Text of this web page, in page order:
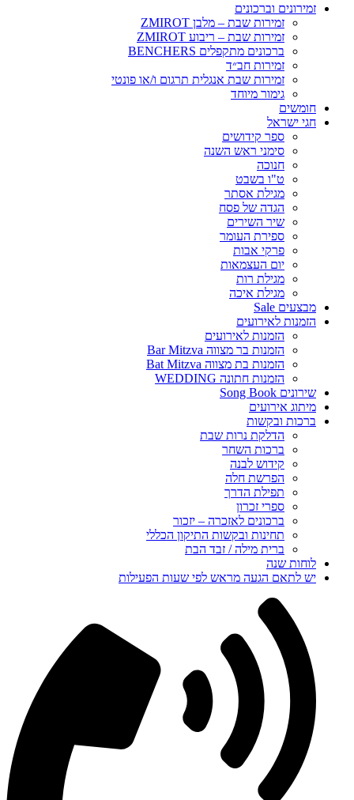
זמירונים וברכונים
זמירות שבת – מלבן ZMIROT
זמירות שבת – ריבוע ZMIROT
ברכונים מתקפלים BENCHERS
זמירות חב״ד
זמירות שבת אנגלית תרגום ו/או פונטי
גימור מיוחד
חומשים
חגי ישראל
ספר קידושים
סימני ראש השנה
חנוכה
ט"ו בשבט
מגילת אסתר
הגדה של פסח
שיר השירים
ספירת העומר
פרקי אבות
יום העצמאות
מגילת רות
מגילת איכה
מבצעים Sale
הזמנות לאירועים
הזמנות לאירועים
הזמנות בר מצווה Bar Mitzva
הזמנות בת מצווה Bat Mitzva
הזמנות חתונה WEDDING
שירונים Song Book
מיתוג אירועים
ברכות ובקשות
הדלקת נרות שבת
ברכות השחר
קידוש לבנה
הפרשת חלה
תפילת הדרך
ספרי זכרון
ברכונים לאזכרה – יזכור
תחינות ובקשות התיקון הכללי
ברית מילה / זבד הבת
לוחות שנה
יש לתאם הגעה מראש לפי שעות הפעילות